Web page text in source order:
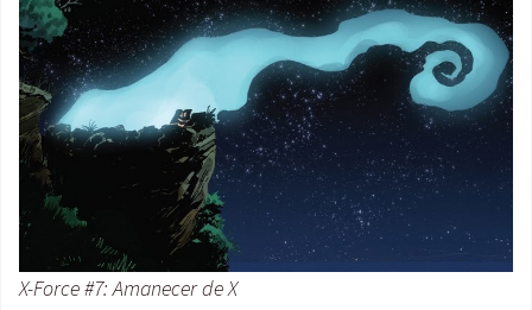
X-Force #7: Amanecer de X